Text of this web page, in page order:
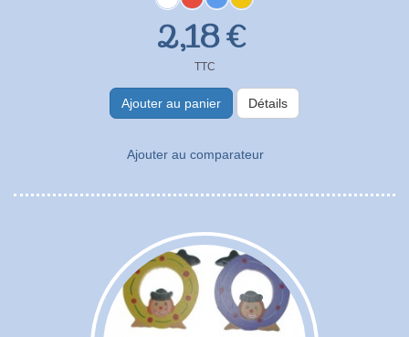
2,18 €
TTC
Ajouter au panier Détails
Ajouter au comparateur